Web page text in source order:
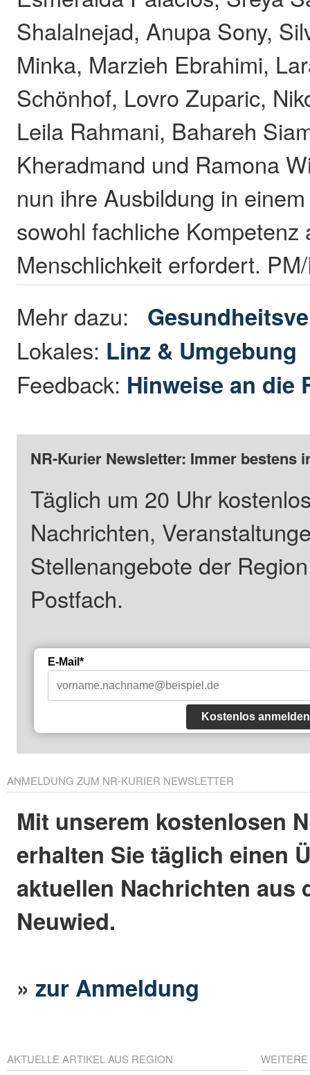
Shalalnejad, Anupa Sony,
Minka, Marzieh Ebrahimi,
Schönhof, Lovro Zuparic,
Leila Rahmani, Bahareh
Kheradmand und Ramona
nun ihre Ausbildung in
sowohl fachliche Kompetenz
Menschlichkeit erfordert.
Mehr dazu:
Lokales: Linz & Umgebung
Feedback: Hinweise an die
NR-Kurier Newsletter: Immer bestens
Täglich um 20 Uhr
Nachrichten,
Stellenangebote der
Postfach.
E-Mail*
Kostenlos anmelden
ANMELDUNG ZUM NR-KURIER NEWSLETTER
Mit unserem kostenlosen
erhalten Sie täglich einen
aktuellen Nachrichten aus
Neuwied.
»zur Anmeldung
AKTUELLE ARTIKEL AUS REGION